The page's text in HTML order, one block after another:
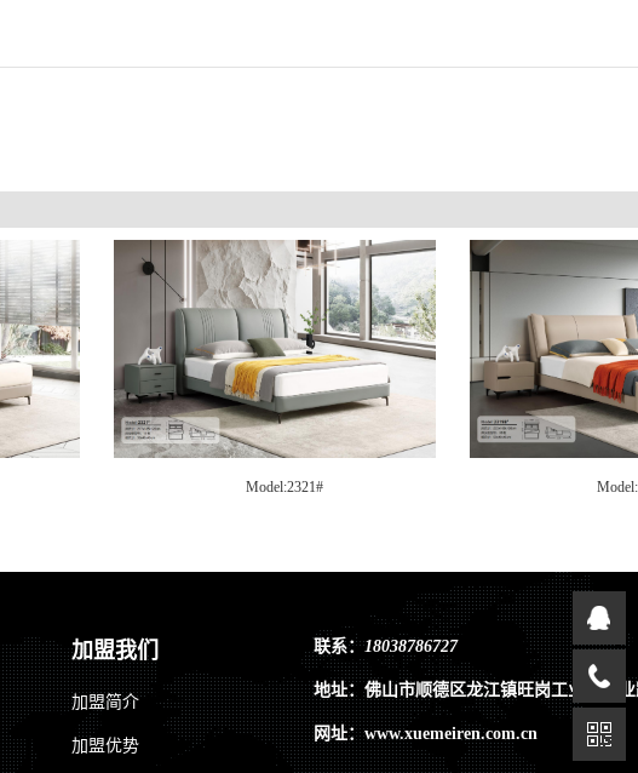
Model:2255#
加盟我们
加盟简介
加盟优势
联系：18038786727
地址：佛山市顺德区龙江镇旺岗工业区兴
网址：www.xuemeiren.com.cn